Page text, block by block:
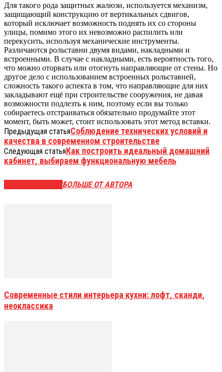
Для такого рода защитных жалюзи, используется механизм,
защищающий конструкцию от вертикальных сдвигов,
который исключает возможность поднять их со стороны
улицы, помимо этого их невозможно распилить или
перекусить, используя механические инструменты.
Различаются рольставни двумя видами, накладными и
встроенными. В случае с накладными, есть вероятность того,
что можно оторвать или отогнуть направляющие от стены. Но
другое дело с использованием встроенных рольставней,
сложность такого аспекта в том, что направляющие для них
закладывают ещё при строительстве сооружения, не давая
возможности подлезть к ним, поэтому если вы только
собираетесь отстраиваться обязательно продумайте этот
момент, быть может, стоит использовать этот метод вставки.
Предыдущая статьяСоблюдение технических условий и
качества в современном строительстве
Следующая статьяКак построить идеальный домашний
кабинет, выбираем функциональную мебель
БОЛЬШЕ ОТ АВТОРА
Современные стили интерьера кухни: лофт, сканди,
неоклассика